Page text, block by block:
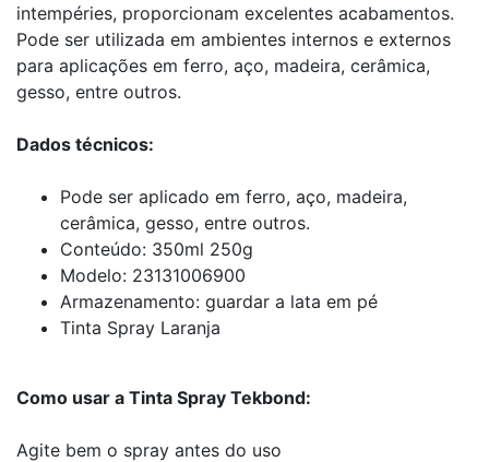
intempéries, proporcionam excelentes acabamentos.
Pode ser utilizada em ambientes internos e externos
para aplicações em ferro, aço, madeira, cerâmica,
gesso, entre outros.
Dados técnicos:
Pode ser aplicado em ferro, aço, madeira,
cerâmica, gesso, entre outros.
Conteúdo: 350ml 250g
Modelo: 23131006900
Armazenamento: guardar a lata em pé
Tinta Spray Laranja
Como usar a Tinta Spray Tekbond:
Agite bem o spray antes do uso